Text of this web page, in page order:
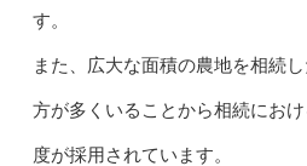
す。
また、広大な面積の農地を相続
方が多くいることから相続にお
度が採用されています。